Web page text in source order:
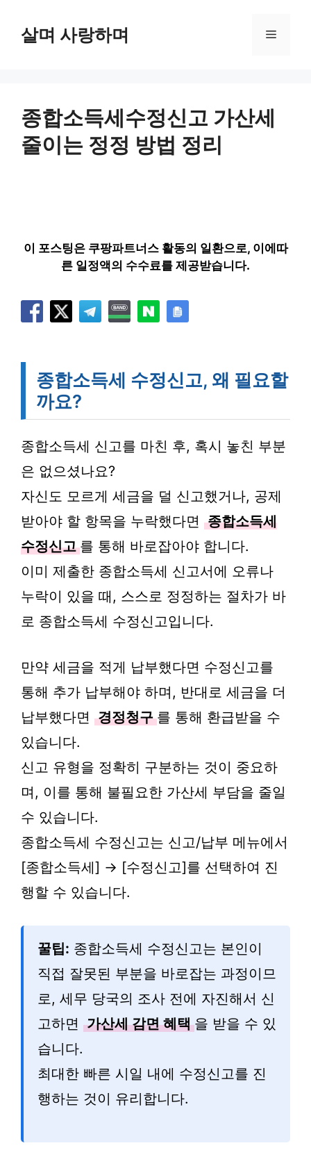
살며 사랑하며 메
종합소득세수정신고 가산세
줄이는 정정 방법 정리
이 포스팅은 쿠팡파트너스 활동의 일환으로, 이에따
른 일정액의 수수료를 제공받습니다.
종합소득세 수정신고, 왜 필요할
까요?
종합소득세 신고를 마친 후, 혹시 놓친 부분
은 없으셨나요?
자신도 모르게 세금을 덜 신고했거나, 공제
받아야 할 항목을 누락했다면 종합소득세
수정신고 를 통해 바로잡아야 합니다.
이미 제출한 종합소득세 신고서에 오류나
누락이 있을 때, 스스로 정정하는 절차가 바
로 종합소득세 수정신고입니다.
만약 세금을 적게 납부했다면 수정신고를
통해 추가 납부해야 하며, 반대로 세금을 더
납부했다면 경정청구 를 통해 환급받을 수
있습니다.
신고 유형을 정확히 구분하는 것이 중요하
며, 이를 통해 불필요한 가산세 부담을 줄일
수 있습니다.
종합소득세 수정신고는 신고/납부 메뉴에서
[종합소득세] → [수정신고]를 선택하여 진
행할 수 있습니다.
꿀팁: 종합소득세 수정신고는 본인이
직접 잘못된 부분을 바로잡는 과정이므
로, 세무 당국의 조사 전에 자진해서 신
고하면 가산세 감면 혜택 을 받을 수 있
습니다.
최대한 빠른 시일 내에 수정신고를 진
행하는 것이 유리합니다.